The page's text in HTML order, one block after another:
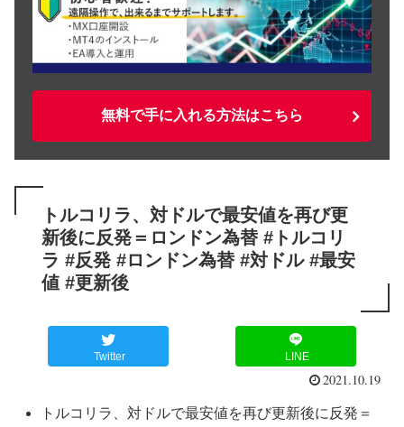
無料で手に入れる方法はこちら
トルコリラ、対ドルで最安値を再び更
新後に反発＝ロンドン為替 #トルコリ
ラ #反発 #ロンドン為替 #対ドル #最安
値 #更新後
Twitter LINE
2021.10.19
トルコリラ、対ドルで最安値を再び更新後に反発＝